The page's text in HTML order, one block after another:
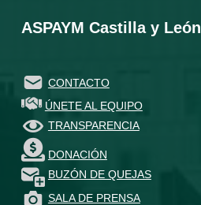
ASPAYM Castilla y León
CONTACTO
ÚNETE AL EQUIPO
TRANSPARENCIA
DONACIÓN
BUZÓN DE QUEJAS
SALA DE PRENSA